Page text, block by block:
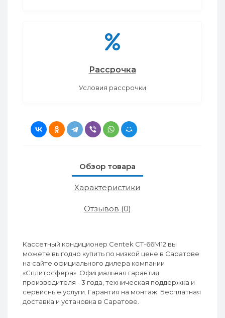
Рассрочка
Условия рассрочки
Обзор товара
Характеристики
Отзывов (0)
Кассетный кондиционер Centek CT-66М12 вы
можете выгодно купить по низкой цене в Саратове
на сайте официального дилера компании
«Сплитосфера». Официальная гарантия
производителя - 3 года, техническая поддержка и
сервисные услуги. Гарантия на монтаж. Бесплатная
доставка и установка в Саратове.